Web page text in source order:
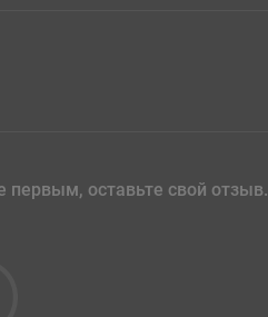
первым, оставьте свой отзыв.